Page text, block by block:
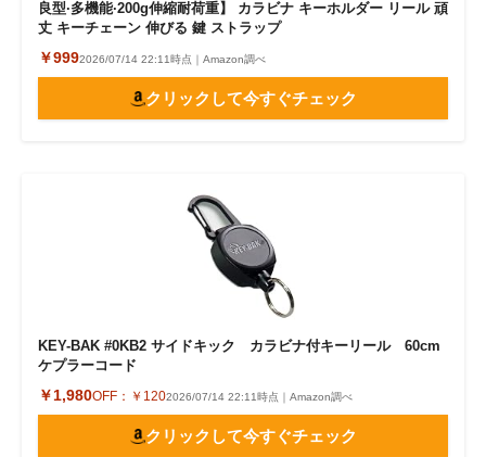
良型·多機能·200g伸縮耐荷重】 カラビナ キーホルダー リール 頑
丈 キーチェーン 伸びる 鍵 ストラップ
￥9992026/07/14 22:11時点｜Amazon調べ
クリックして今すぐチェック
KEY-BAK #0KB2 サイドキック カラビナ付キーリール 60cm
ケプラーコード
￥1,980OFF： ￥1202026/07/14 22:11時点｜Amazon調べ
クリックして今すぐチェック